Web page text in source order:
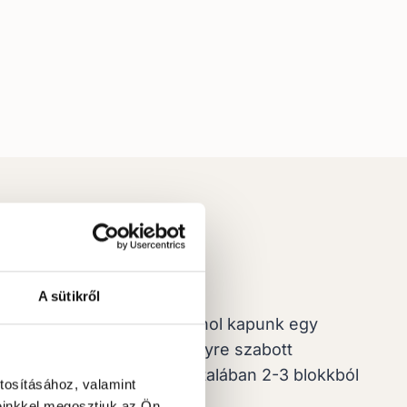
A sütikről
valamint
teszttel kezdünk, ahol kapunk egy
Ezt követően személyre szabott
állítunk fel, ami általában 2-3 blokkból